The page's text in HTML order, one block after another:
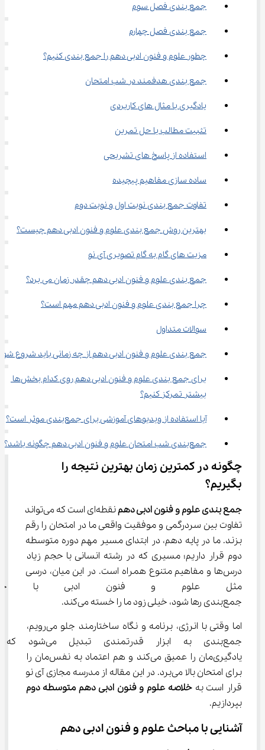
جمع‌ بندی فصل سوم
جمع ‌بندی فصل چهارم
چطور علوم و فنون ادبی دهم را جمع ‌بندی کنیم؟
جمع ‌بندی هدفمند در شب امتحان
یادگیری با مثال ‌های کاربردی
تثبیت مطالب با حل تمرین
استفاده از پاسخ ‌های تشریحی
ساده ‌سازی مفاهیم پیچیده
تفاوت جمع‌ بندی نوبت اول و نوبت دوم
بهترین روش جمع ‌بندی علوم و فنون ادبی دهم چیست؟
مزیت‌ های گام ‌به‌ گام تصویری آی نو
جمع‌ بندی علوم و فنون ادبی دهم چقدر زمان می‌ برد؟
چرا جمع بندی علوم و فنون ادبی دهم مهم است؟
سوالات متداول
جمع بندی علوم و فنون ادبی دهم از چه زمانی باید شروع
برای جمع بندی علوم و فنون ادبی دهم روی کدام بخش‌ها
بیشتر تمرکز کنیم؟
آیا استفاده از ویدیوهای آموزشی برای جمع‌بندی موثر است؟
جمع‌بندی شب امتحان علوم و فنون ادبی دهم چگونه باشد؟
چگونه در کمترین زمان بهترین نتیجه را
بگیریم؟
جمع بندی علوم و فنون ادبی دهم
نقطه‌ای است که می‌تواند
تفاوت بین سردرگمی و موفقیت واقعی ما در امتحان را رقم
بزند. ما در پایه دهم، در ابتدای مسیر مهم دوره متوسطه
دوم قرار داریم؛ مسیری که در رشته انسانی با حجم زیاد
درس‌ها و مفاهیم متنوع همراه است. در این میان، درسی
مثل علوم و فنون ادبی با
جمع‌بندی رها شود، خیلی زود ما را خسته می‌کند.
اما وقتی با انرژی، برنامه و نگاه ساختارمند جلو می‌رویم،
جمع‌بندی به ابزار قدرتمندی
یادگیری‌مان را عمیق می‌کند و هم اعتماد به نفس‌مان را
برای امتحان بالا می‌برد. در این مقاله از مدرسه مجازی آی نو
قرار است به خلاصه علوم و فنون ادبی دهم متوسطه دوم
بپردازیم.
آشنایی با مباحث علوم و فنون ادبی دهم